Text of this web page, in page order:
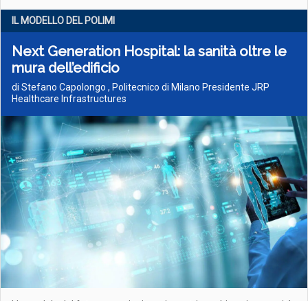
IL MODELLO DEL POLIMI
Next Generation Hospital: la sanità oltre le
mura dell’edificio
di Stefano Capolongo , Politecnico di Milano Presidente JRP
Healthcare Infrastructures